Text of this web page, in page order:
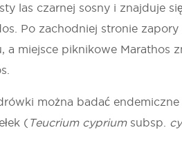
las czarnej sosny i znajduje
Po zachodniej stronie
a miejsce piknikowe Marathos
można badać
( Teucrium cypriumsubsp.